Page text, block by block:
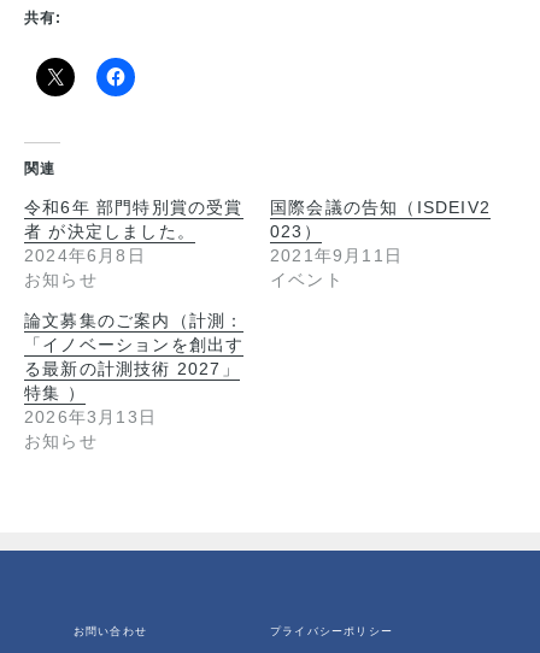
共有:
関連
令和6年 部門特別賞の受賞
者 が決定しました。
2024年6月8日
お知らせ
国際会議の告知（ISDEIV2
023）
2021年9月11日
イベント
論文募集のご案内（計測：
「イノベーションを創出す
る最新の計測技術 2027」
特集 ）
2026年3月13日
お知らせ
お問い合わせ プライバシーポリシー